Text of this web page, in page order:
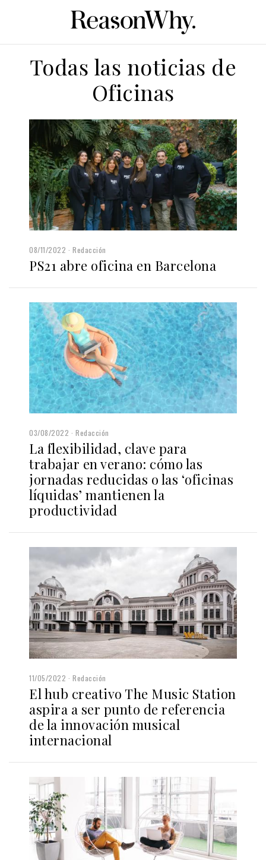
Todas las noticias de
Oficinas
08/11/2022 Redacción
PS21 abre oficina en Barcelona
03/08/2022 Redacción
La flexibilidad, clave para
trabajar en verano: cómo las
jornadas reducidas o las ‘oficinas
líquidas’ mantienen la
productividad
11/05/2022 Redacción
El hub creativo The Music Station
aspira a ser punto de referencia
de la innovación musical
internacional